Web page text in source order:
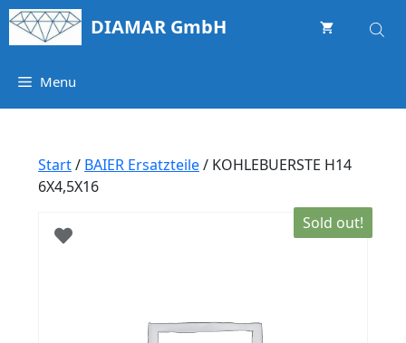
Springe
zum
DIAMAR GmbH
Menu
Start/ BAIER Ersatzteile/ KOHLEBUERSTE H14
6X4,5X16
Sold out!